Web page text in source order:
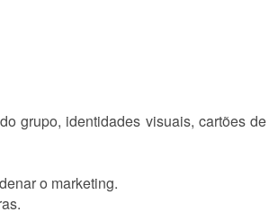
grupo, identidades visuais, cartões
o marketing.